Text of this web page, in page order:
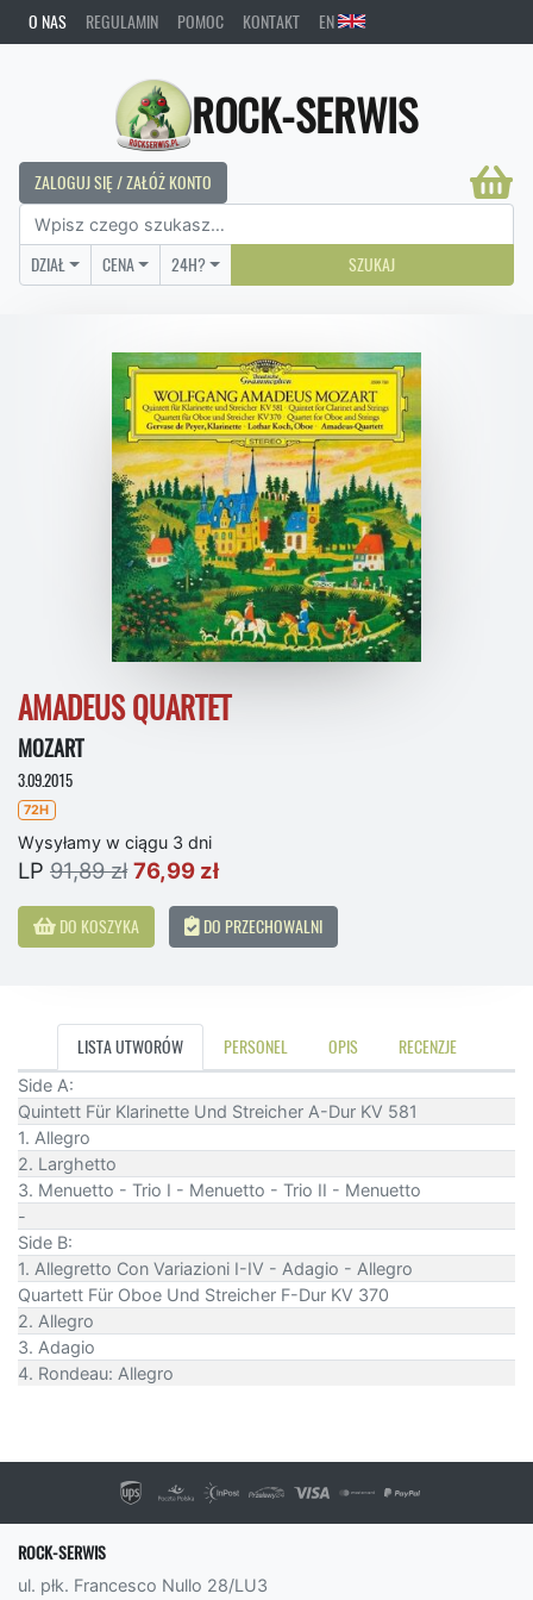
O NAS REGULAMIN POMOC KONTAKT EN
ROCK-SERWIS
ZALOGUJ SIĘ / ZAŁÓŻ KONTO
DZIAŁ CENA 24H? SZUKAJ
AMADEUS QUARTET
MOZART
3.09.2015
72H
Wysyłamy w ciągu 3 dni
LP 91,89 zł 76,99 zł
DO KOSZYKA DO PRZECHOWALNI
LISTA UTWORÓW PERSONEL OPIS RECENZJE
Side A:
Quintett Für Klarinette Und Streicher A-Dur KV 581
1. Allegro
2. Larghetto
3. Menuetto - Trio I - Menuetto - Trio II - Menuetto
-
Side B:
1. Allegretto Con Variazioni I-IV - Adagio - Allegro
Quartett Für Oboe Und Streicher F-Dur KV 370
2. Allegro
3. Adagio
4. Rondeau: Allegro
ROCK-SERWIS
ul. płk. Francesco Nullo 28/LU3